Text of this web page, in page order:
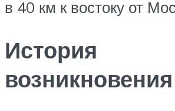
в 40 км к востоку от
История
возникновения